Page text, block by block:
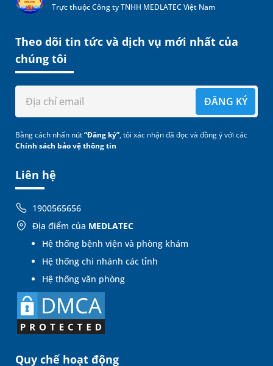
Trực thuộc Công ty TNHH MEDLATEC Việt Nam
Liên hệ
1900565656
Địa điểm của MEDLATEC
Hệ thống bệnh viện và phòng khám
Hệ thống chi nhánh các tỉnh
Hệ thống văn phòng
Quy chế hoạt động
Theo dõi tin tức và dịch vụ mới nhất của
chúng tôi
ĐĂNG KÝ
Bằng cách nhấn nút“Đăng ký”, tôi xác nhận đã đọc và đồng ý với các
Chính sách bảo vệ thông tin